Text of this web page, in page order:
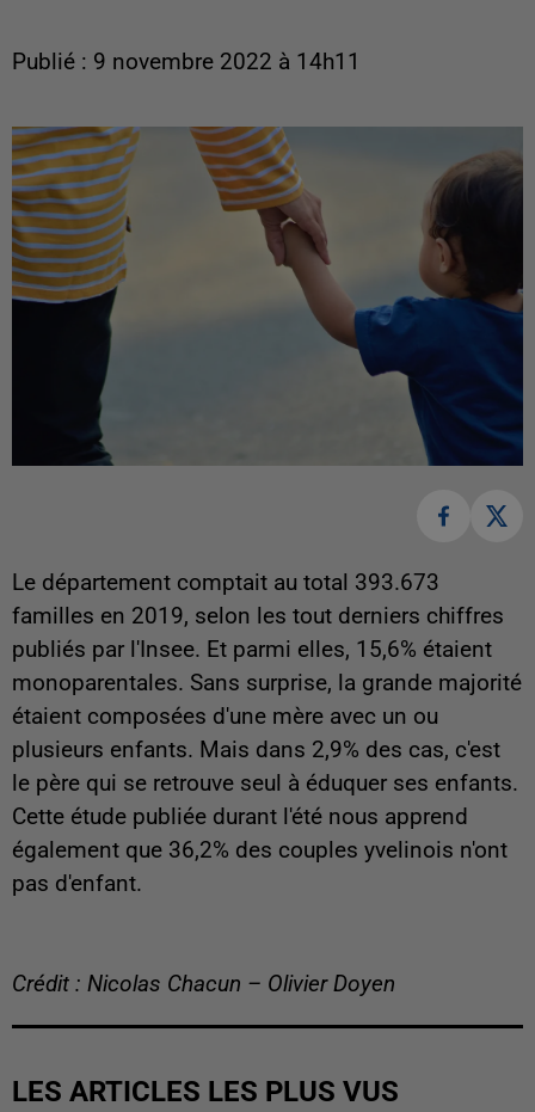
Publié : 9 novembre 2022 à 14h11
Le département comptait au total 393.673
familles en 2019, selon les tout derniers chiffres
publiés par l'Insee. Et parmi elles, 15,6% étaient
monoparentales. Sans surprise, la grande majorité
étaient composées d'une mère avec un ou
plusieurs enfants. Mais dans 2,9% des cas, c'est
le père qui se retrouve seul à éduquer ses enfants.
Cette étude publiée durant l'été nous apprend
également que 36,2% des couples yvelinois n'ont
pas d'enfant.
Crédit : Nicolas Chacun – Olivier Doyen
LES ARTICLES LES PLUS VUS